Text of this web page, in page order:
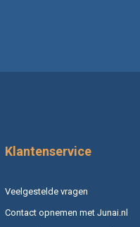
Klantenservice
Veelgestelde vragen
Contact opnemen met Junai.nl